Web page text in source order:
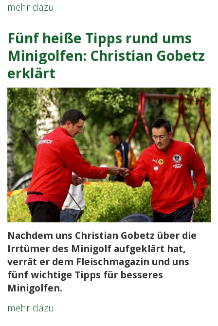
mehr dazu
bei
Minigolf-
Europameisterschaft
in
Portugal
Fünf heiße Tipps rund ums
Minigolfen: Christian Gobetz
erklärt
Nachdem uns Christian Gobetz über die
Irrtümer des Minigolf aufgeklärt hat,
verrät er dem Fleischmagazin und uns
fünf wichtige Tipps für besseres
Minigolfen.
mehr dazu